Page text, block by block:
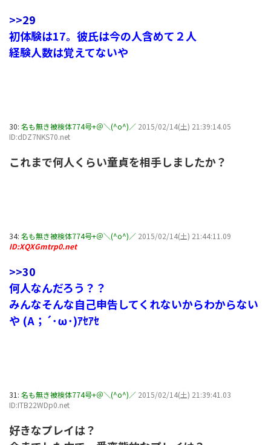
>>29
初体験は17。彼氏は今の人含めて２人
経験人数は覚えてないや
30: 名も無き被検体774号+＠＼(^o^)／ 2015/02/14(土) 21:39:14.05
ID:dDZ7NKS70.net
これまで何人くらい童貞を相手しましたか？
34: 名も無き被検体774号+＠＼(^o^)／ 2015/02/14(土) 21:44:11.09
ID:XQXGmtrp0.net
>>30
何人なんだろう？？
みんなそんな自己申告してくれないからわからない
や (A；´･ω･)ｱｾｱｾ
31: 名も無き被検体774号+＠＼(^o^)／ 2015/02/14(土) 21:39:41.03
ID:ITB22WDp0.net
好きなプレイは？